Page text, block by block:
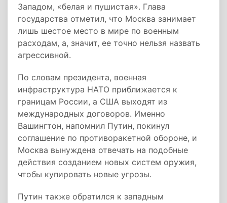
Западом, «белая и пушистая». Глава
государства отметил, что Москва занимает
лишь шестое место в мире по военным
расходам, а, значит, ее точно нельзя назвать
агрессивной.
По словам президента, военная
инфраструктура НАТО приближается к
границам России, а США выходят из
международных договоров. Именно
Вашингтон, напомнил Путин, покинул
соглашение по противоракетной обороне, и
Москва вынуждена отвечать на подобные
действия созданием новых систем оружия,
чтобы купировать новые угрозы.
Путин также обратился к западным